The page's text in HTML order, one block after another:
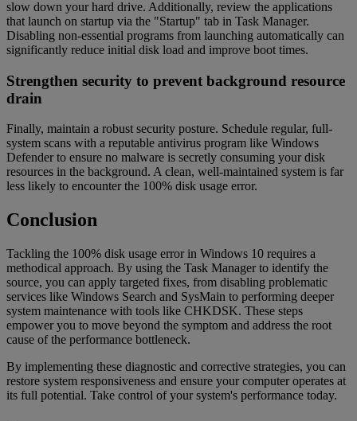
slow down your hard drive. Additionally, review the applications
that launch on startup via the "Startup" tab in Task Manager.
Disabling non-essential programs from launching automatically can
significantly reduce initial disk load and improve boot times.
Strengthen security to prevent background resource
drain
Finally, maintain a robust security posture. Schedule regular, full-
system scans with a reputable antivirus program like Windows
Defender to ensure no malware is secretly consuming your disk
resources in the background. A clean, well-maintained system is far
less likely to encounter the 100% disk usage error.
Conclusion
Tackling the 100% disk usage error in Windows 10 requires a
methodical approach. By using the Task Manager to identify the
source, you can apply targeted fixes, from disabling problematic
services like Windows Search and SysMain to performing deeper
system maintenance with tools like CHKDSK. These steps
empower you to move beyond the symptom and address the root
cause of the performance bottleneck.
By implementing these diagnostic and corrective strategies, you can
restore system responsiveness and ensure your computer operates at
its full potential. Take control of your system's performance today.